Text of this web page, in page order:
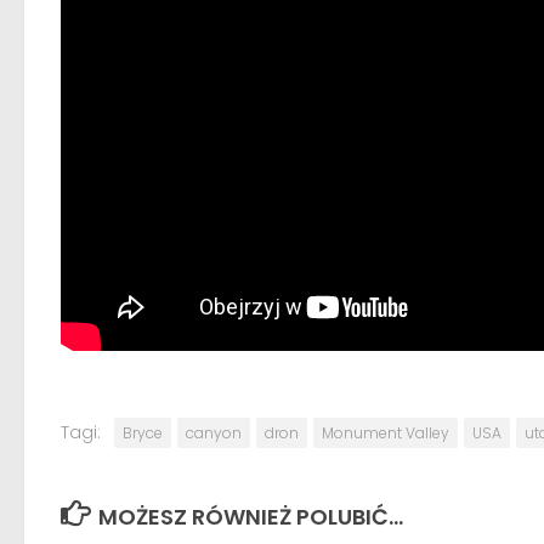
Tagi: Bryce canyon dron Monument Valley USA
MOŻESZ RÓWNIEŻ POLUBIĆ…